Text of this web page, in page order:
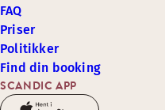
SCANDIC APP
FAQ
Priser
Politikker
Find din booking